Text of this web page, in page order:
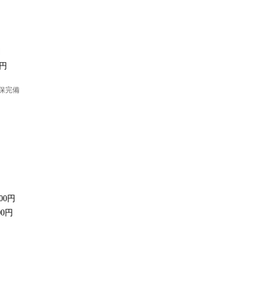
完備
円
円